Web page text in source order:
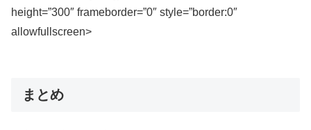
height=”300″ frameborder=”0″ style=”border:0″
allowfullscreen>
まとめ